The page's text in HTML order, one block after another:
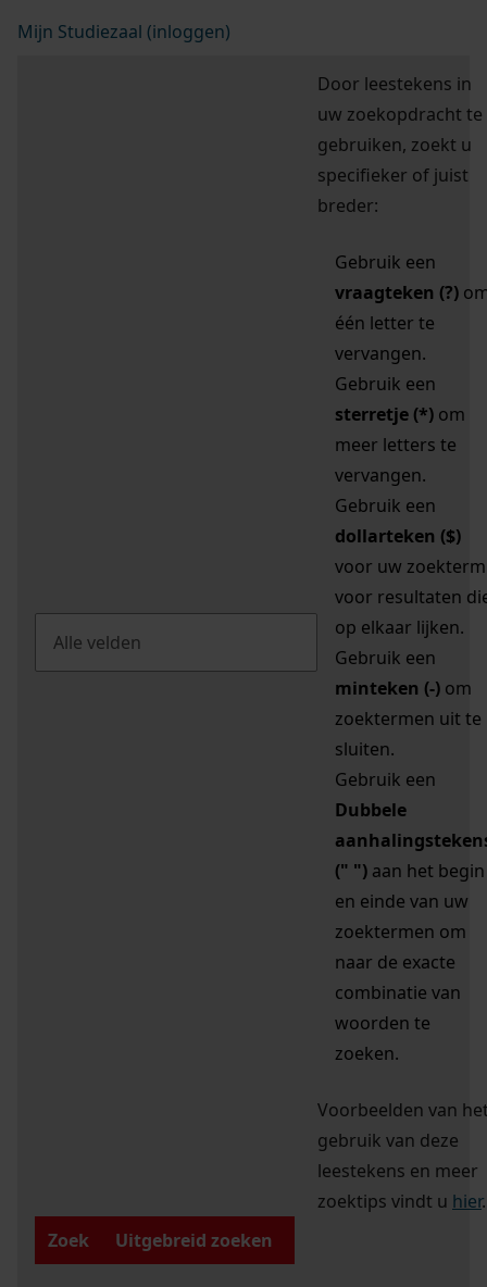
Mijn Studiezaal (inloggen)
Door leestekens in
uw zoekopdracht te
gebruiken, zoekt u
specifieker of juist
breder:
Gebruik een
vraagteken (?)
één letter te
vervangen.
Gebruik een
sterretje (*) om
meer letters te
vervangen.
Gebruik een
dollarteken ($)
voor uw zoekterm
voor resultaten
op elkaar lijken.
Gebruik een
minteken (-) om
zoektermen uit te
sluiten.
Gebruik een
Dubbele
(" ") aan het begin
en einde van uw
zoektermen om
naar de exacte
combinatie van
woorden te
zoeken.
Voorbeelden van
gebruik van deze
leestekens en meer
zoektips vindt u hier.
Zoek
Uitgebreid zoeken